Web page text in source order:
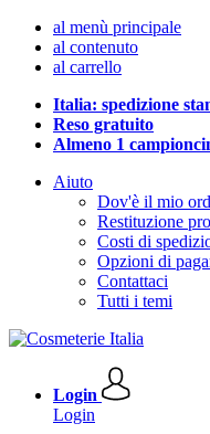
al menù principale
al contenuto
al carrello
Italia: spedizione
Reso gratuito
Almeno 1
Aiuto
Dov'è il mio
Restituzione
Costi di
Opzioni di
Contattaci
Tutti i temi
Login
Login